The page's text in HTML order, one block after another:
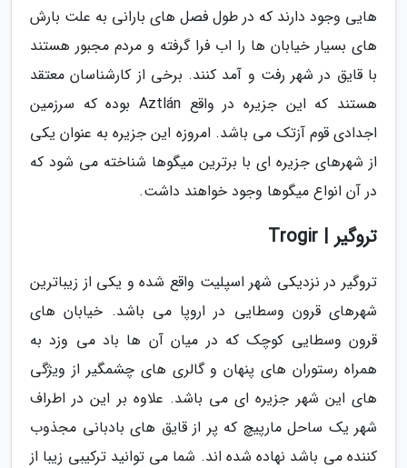
هایی وجود دارند که در طول فصل های بارانی به علت بارش
های بسیار خیابان ها را اب فرا گرفته و مردم مجبور هستند
با قایق در شهر رفت و آمد کنند. برخی از کارشناسان معتقد
هستند که این جزیره در واقع Aztlán بوده که سرزمین
اجدادی قوم آزتک می باشد. امروزه این جزیره به عنوان یکی
از شهرهای جزیره ای با برترین میگوها شناخته می شود که
در آن انواع میگوها وجود خواهند داشت.
تروگیر | Trogir
تروگیر در نزدیکی شهر اسپلیت واقع شده و یکی از زیباترین
شهرهای قرون وسطایی در اروپا می باشد. خیابان های
قرون وسطایی کوچک که در میان آن ها باد می وزد به
همراه رستوران های پنهان و گالری های چشمگیر از ویژگی
های این شهر جزیره ای می باشد. علاوه بر این در اطراف
شهر یک ساحل مارپیچ که پر از قایق های بادبانی مجذوب
کننده می باشد نهاده شده اند. شما می توانید ترکیبی زیبا از